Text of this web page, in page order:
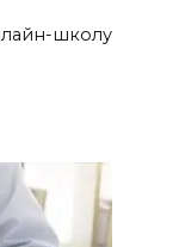
школу